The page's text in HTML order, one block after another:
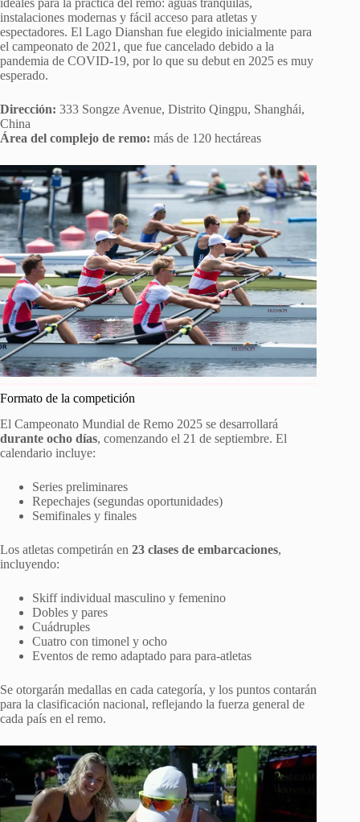
instalaciones modernas y fácil acceso para atletas y
espectadores. El Lago Dianshan fue elegido inicialmente para
el campeonato de 2021, que fue cancelado debido a la
pandemia de COVID-19, por lo que su debut en 2025 es muy
esperado.
Dirección: 333 Songze Avenue, Distrito Qingpu, Shanghái,
China
Área del complejo de remo: más de 120 hectáreas
Formato de la competición
El Campeonato Mundial de Remo 2025 se desarrollará
durante ocho días, comenzando el 21 de septiembre. El
calendario incluye:
Series preliminares
Repechajes (segundas oportunidades)
Semifinales y finales
Los atletas competirán en 23 clases de embarcaciones,
incluyendo:
Skiff individual masculino y femenino
Dobles y pares
Cuádruples
Cuatro con timonel y ocho
Eventos de remo adaptado para para-atletas
Se otorgarán medallas en cada categoría, y los puntos contarán
para la clasificación nacional, reflejando la fuerza general de
cada país en el remo.